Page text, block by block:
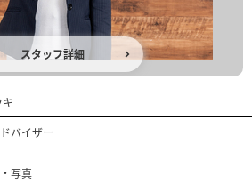
スタッフ詳細
バイザー
写真